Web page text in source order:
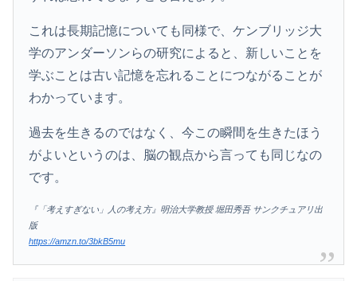
これは長期記憶についても同様で、ケンブリッジ大
学のアンダーソンらの研究によると、新しいことを
学ぶことは古い記憶を忘れることにつながることが
わかっています。
過去を生きるのではなく、今この瞬間を生きたほう
がよいというのは、脳の観点から言っても同じなの
です。
『「考えすぎない」人の考え方』明治大学教授 堀田秀吾 サンクチュアリ出
版
https://amzn.to/3bkB5mu